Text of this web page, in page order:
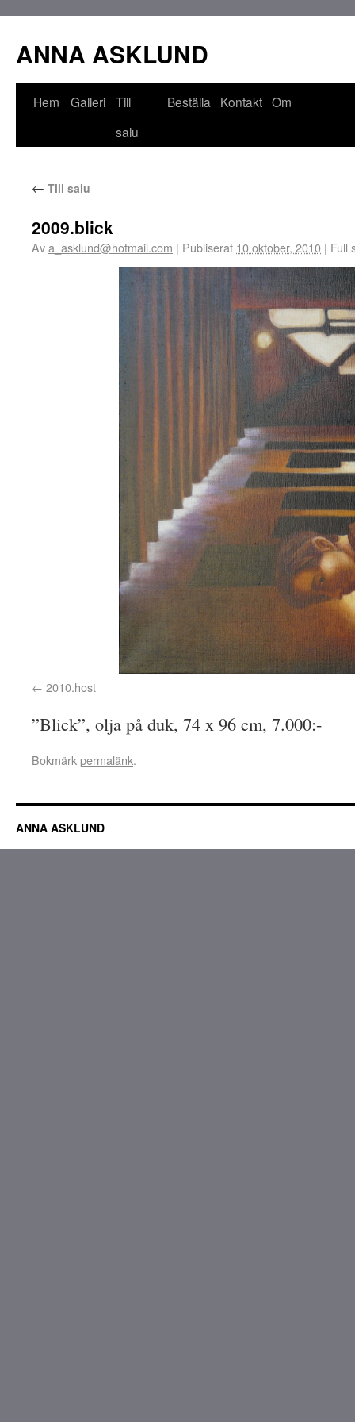
ANNA ASKLUND
Hem Galleri Till
salu
Beställa Kontakt Om
← Till salu
2009.blick
Ava_asklund@hotmail.com | Publiserat 10 oktober, 2010 | Full
2010.host
”Blick”, olja på duk, 74 x 96 cm, 7.000:-
Bokmärkpermalänk.
ANNA ASKLUND